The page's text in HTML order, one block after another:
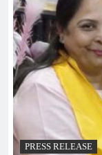
PRESS RELEASE